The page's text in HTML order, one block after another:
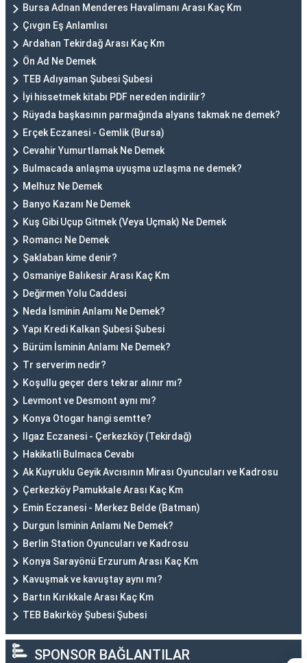
Bursa Adnan Menderes Havalimanı Arası Kaç Km
Çıvgın Eş Anlamlısı
Ardahan Tekirdağ Arası Kaç Km
Ön Ad Ne Demek
TEB Adıyaman Şubesi Şubesi
İyi hissetmek kitabı PDF nereden indirilir?
Rüyada başkasının parmağında alyans takmak ne demek?
Erçek Eczanesi - Gemlik (Bursa)
Cevahir Yumurtlamak Ne Demek
Bulmacada anlaşma uyuşma uzlaşma ne demek?
Melhuz Ne Demek
Banyo Kazanı Ne Demek
Kuş Gibi Uçup Gitmek (Veya Uçmak) Ne Demek
Romancı Ne Demek
Şaklaban kime denir?
Osmaniye Balıkesir Arası Kaç Km
Değirmen Yolu Caddesi
Neda İsminin Anlamı Ne Demek?
Yapı Kredi Kalkan Şubesi Şubesi
Bürüm İsminin Anlamı Ne Demek?
Tr serverim nedir?
Koşullu geçer ders tekrar alınır mı?
Levmont ve Desmont aynı mı?
Konya Otogar hangi semtte?
Ilgaz Eczanesi - Çerkezköy (Tekirdağ)
Hakikatli Bulmaca Cevabı
Ak Kuyruklu Geyik Avcısının Mirası Oyuncuları ve Kadrosu
Çerkezköy Pamukkale Arası Kaç Km
Emin Eczanesi - Merkez Belde (Batman)
Durgun İsminin Anlamı Ne Demek?
Berlin Station Oyuncuları ve Kadrosu
Konya Sarayönü Erzurum Arası Kaç Km
Kavuşmak ve kavuştay aynı mı?
Bartın Kırıkkale Arası Kaç Km
TEB Bakırköy Şubesi Şubesi
SPONSOR BAĞLANTILAR